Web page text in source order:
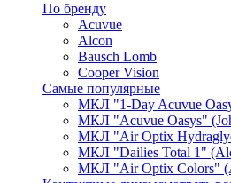
По бренду
Acuvue
Alcon
Bausch Lomb
Cooper Vision
Самые популярные
МКЛ "1-Day Acuvue
МКЛ "Acuvue Oasys"
МКЛ "Air Optix
МКЛ "Dailies Total 1"
МКЛ "Air Optix Colors"